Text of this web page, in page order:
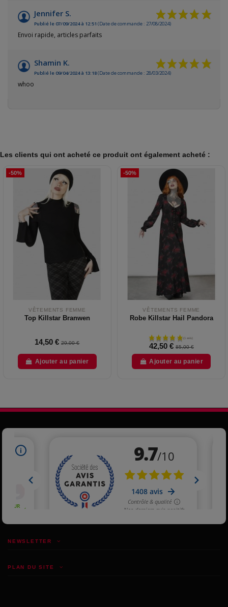
Jennifer S.
Publié le 07/09/2024 à 12:51 (Date de commande : 27/08/2024)
Envoi rapide, articles parfaits
Shamin K.
Publié le 09/04/2024 à 13:18(Date de commande : 28/03/2024)
whoo
Les clients qui ont acheté ce produit ont également acheté :
-50%
VÊTEMENTS FEMME
Top Killstar Branwen
14,50 €29,00 €
Ajouter au panier
-50%
VÊTEMENTS FEMME
Robe Killstar Hail Pandora
42,50 € 85,00 €
Ajouter au panier
PLAN DU SITE
NEWSLETTER